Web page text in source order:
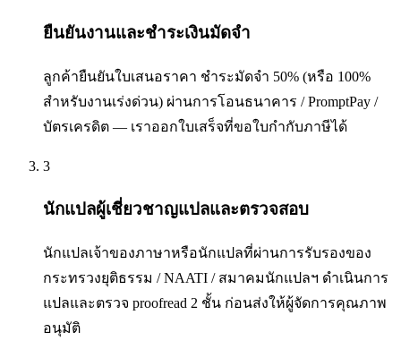
ยืนยันงานและชำระเงินมัดจำ
ลูกค้ายืนยันใบเสนอราคา ชำระมัดจำ 50% (หรือ 100%
สำหรับงานเร่งด่วน) ผ่านการโอนธนาคาร / PromptPay /
บัตรเครดิต — เราออกใบเสร็จที่ขอใบกำกับภาษีได้
3
นักแปลผู้เชี่ยวชาญแปลและตรวจสอบ
นักแปลเจ้าของภาษาหรือนักแปลที่ผ่านการรับรองของ
กระทรวงยุติธรรม / NAATI / สมาคมนักแปลฯ ดำเนินการ
แปลและตรวจ proofread 2 ชั้น ก่อนส่งให้ผู้จัดการคุณภาพ
อนุมัติ